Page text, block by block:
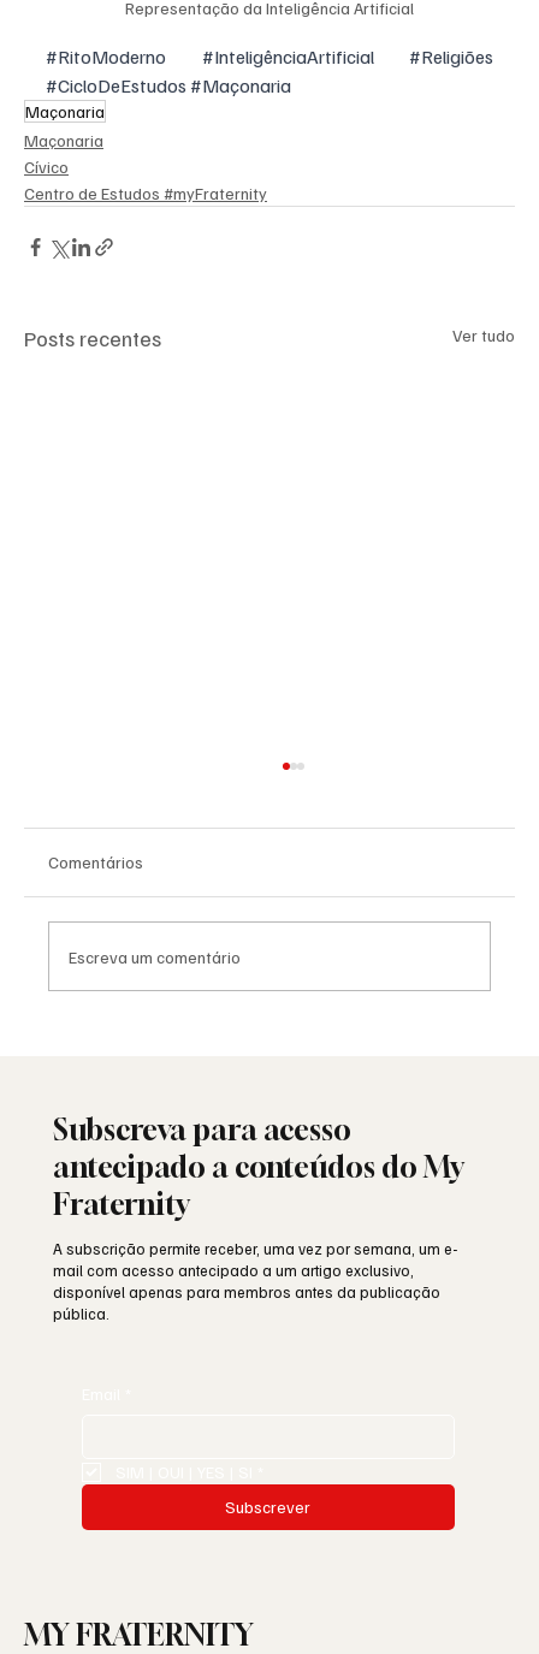
Representação da Inteligência Artificial
#RitoModerno #InteligênciaArtificial
#Religiões
#CicloDeEstudos #Maçonaria
Maçonaria
Maçonaria
Cívico
Centro de Estudos #myFraternity
Posts recentes Ver tudo
Comentários
Escreva um comentário
Subscreva para acesso
antecipado a conteúdos do My
Fraternity
A subscrição permite receber, uma vez por semana, um e-
mail com acesso antecipado a um artigo exclusivo,
disponível apenas para membros antes da publicação
pública.
Subscrever
MY FRATERNITY